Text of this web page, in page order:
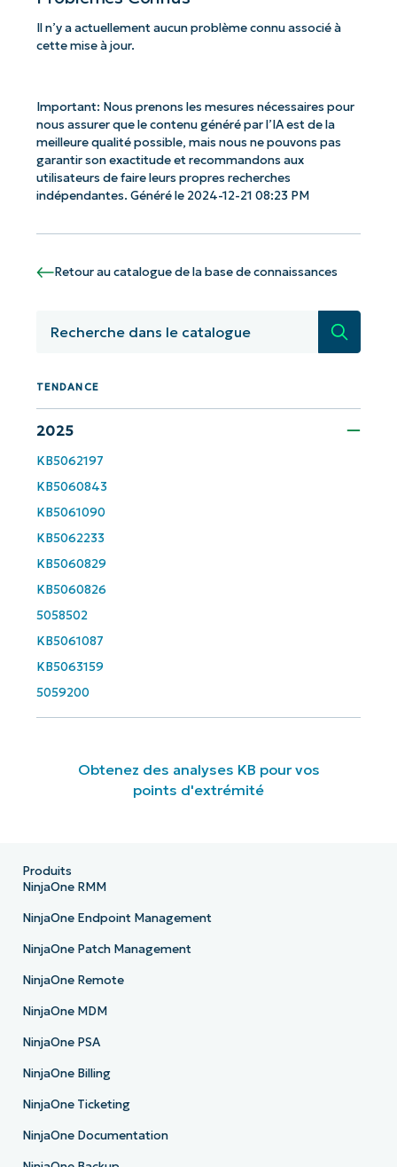
Il n’y a actuellement aucun problème connu associé à
cette mise à jour.
Important: Nous prenons les mesures nécessaires pour
nous assurer que le contenu généré par l’IA est de la
meilleure qualité possible, mais nous ne pouvons pas
garantir son exactitude et recommandons aux
utilisateurs de faire leurs propres recherches
indépendantes. Généré le 2024-12-21 08:23 PM
Retour au catalogue de la base de connaissances
TENDANCE
2025
KB5062197
KB5060843
KB5061090
KB5062233
KB5060829
KB5060826
5058502
KB5061087
KB5063159
5059200
Obtenez des analyses KB pour vos
points d'extrémité
Commencez avec les analyses de KB
pilotées par l'IA de NinjaOne !
First
and
email*
number*
Pays
Company
Produits
NinjaOne RMM
NinjaOne Endpoint Management
NinjaOne Patch Management
NinjaOne Remote
NinjaOne MDM
NinjaOne PSA
NinjaOne Billing
NinjaOne Ticketing
NinjaOne Documentation